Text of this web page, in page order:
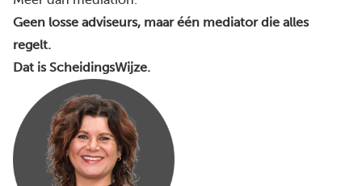
Geen losse adviseurs, maar één mediator die alles
regelt.
Dat is ScheidingsWijze.